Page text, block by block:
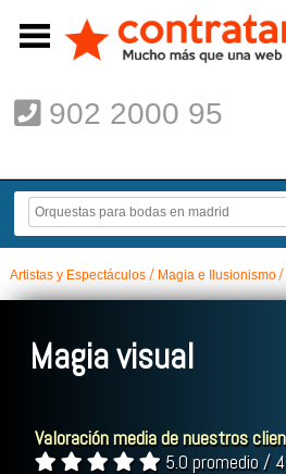
902 2000 95
Artistas y Espectáculos Magia e Ilusionismo
Magia visual
Valoración media de nuestros
5.0 promedio /